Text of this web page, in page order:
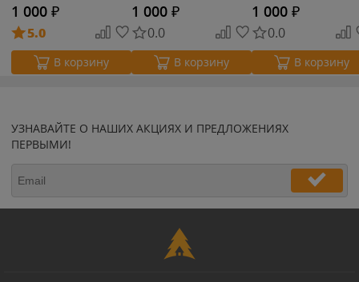
1 000 ₽
5.0
В корзину
1 000 ₽
0.0
В корзину
1 000 ₽
0.0
В корзину
УЗНАВАЙТЕ О НАШИХ АКЦИЯХ И ПРЕДЛОЖЕНИЯХ
ПЕРВЫМИ!